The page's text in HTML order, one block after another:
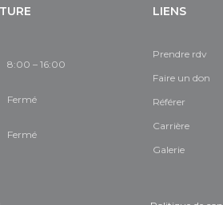
8:00 – 16:00
Fermé
Fermé
LIENS
Prendre rdv
Faire un don
Référer
Carrière
Galerie